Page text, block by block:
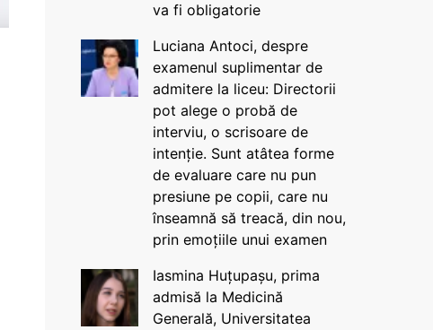
va fi obligatorie
Luciana Antoci, despre
examenul suplimentar de
admitere la liceu: Directorii
pot alege o probă de
interviu, o scrisoare de
intenție. Sunt atâtea forme
de evaluare care nu pun
presiune pe copii, care nu
înseamnă să treacă, din nou,
prin emoțiile unui examen
Iasmina Huțupașu, prima
admisă la Medicină
Generală, Universitatea